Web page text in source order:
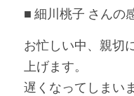
■ 細川桃子 さんの
お忙しい中、親切
上げます。
遅くなってしまい